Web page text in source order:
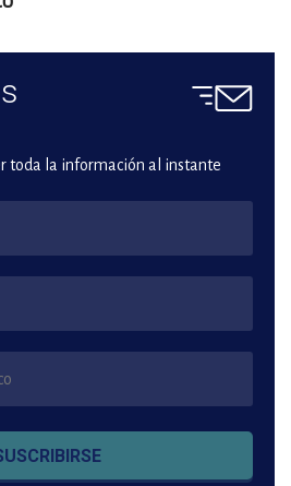
toda la información al instante